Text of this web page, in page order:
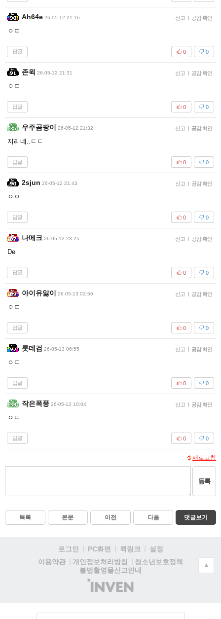
Ah64e 26-05-12 21:16 신고 | 공감 확인
ㅇㄷ
답글 0
0
존윅 26-05-12 21:31 신고 | 공감 확인
ㅇㄷ
답글 0
0
우주곰팡이 26-05-12 21:32 신고 | 공감 확인
지리네..ㄷㄷ
답글 0
0
2sjun 26-05-12 21:43 신고 | 공감 확인
ㅇㅇ
답글 0
0
나메크 26-05-12 23:25 신고 | 공감 확인
De
답글 0
0
아이유앓이 26-05-13 02:56 신고 | 공감 확인
ㅇㄷ
답글 0
0
롯데검 26-05-13 06:55 신고 | 공감 확인
ㅇㄷ
답글 0
0
작은폭풍 26-05-13 10:04 신고 | 공감 확인
ㅇㄷ
답글 0
0
새로고침
등록
목록 본문 이전 다음 댓글보기
로그인 PC화면 퀵링크
설정
이용약관
개인정보처리방침
청소년보호정책
불법촬영물신고안내
(주)
인
▲